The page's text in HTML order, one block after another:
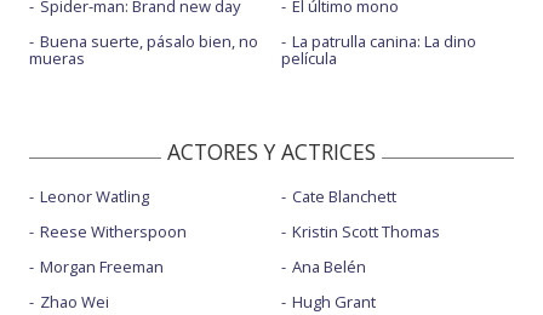
Spider-man: Brand new day
Buena suerte, pásalo bien, no
mueras
El último mono
La patrulla canina: La dino
película
ACTORES Y ACTRICES
Leonor Watling
Reese Witherspoon
Morgan Freeman
Zhao Wei
Cate Blanchett
Kristin Scott Thomas
Ana Belén
Hugh Grant